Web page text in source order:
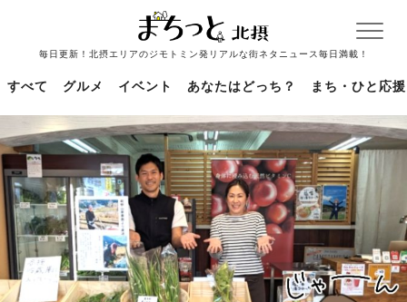
毎日更新！北摂エリアのジモトミン発リアルな街ネタニュース毎日満載！
すべて グルメ イベント あなたはどっち？ まち・ひと応援